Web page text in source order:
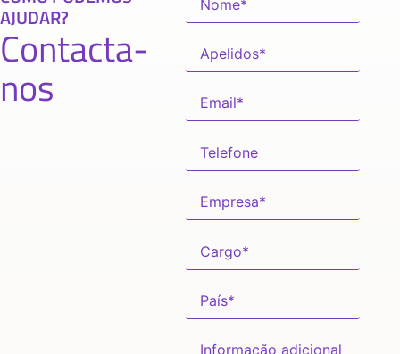
AJUDAR?
Contacta-
nos